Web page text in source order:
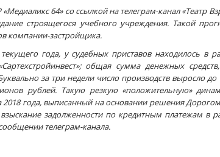
64» со ссылкой на телеграм-канал «Театр
строящегося учебного учреждения. Такой
компании-застройщика.
года, у судебных приставов находилось в
общая сумма денежных
за три недели число производств выросло
рублей. Такую резкую «положительную»
2018 года, выписанный на основании решения
задолженности по кредитным платежам в
телеграм-канала.